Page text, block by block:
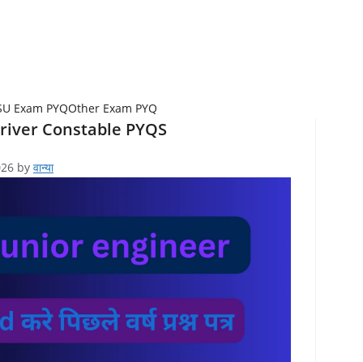
Exam PYQOther Exam PYQ
Constable PYQS
by वान्या